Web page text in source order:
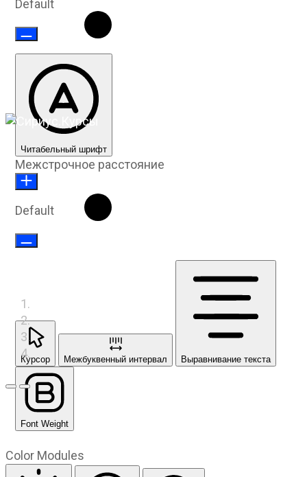
Предыдущий слайд
Следующий слайд
Default
Читабельный шрифт
Межстрочное расстояние
Default
Курсор Межбуквенный интервал Выравнивание текста
Font Weight
Color Modules